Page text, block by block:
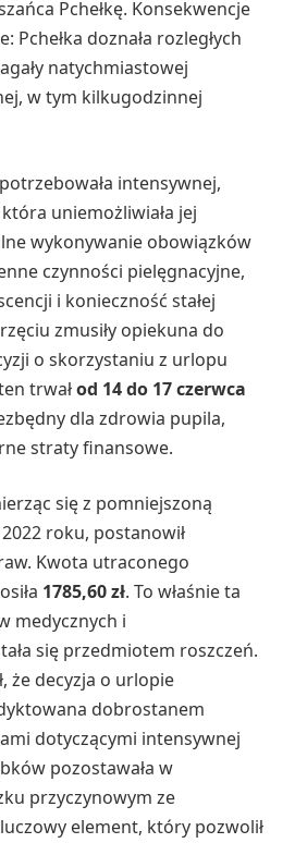
Pchełkę. Konsekwencje
Pchełka doznała rozległych
natychmiastowej
w tym kilkugodzinnej
intensywnej,
uniemożliwiała jej
wykonywanie obowiązków
czynności pielęgnacyjne,
i konieczność stałej
zmusiły opiekuna do
o skorzystaniu z urlopu
trwałod 14 do 17 czerwca
dla zdrowia pupila,
straty finansowe.
się z pomniejszoną
roku, postanowił
Kwota utraconego
1785,60 zł. To właśnie ta
medycznych i
się przedmiotem roszczeń.
że decyzja o urlopie
dobrostanem
dotyczącymi intensywnej
pozostawała w
przyczynowym ze
element, który pozwolił